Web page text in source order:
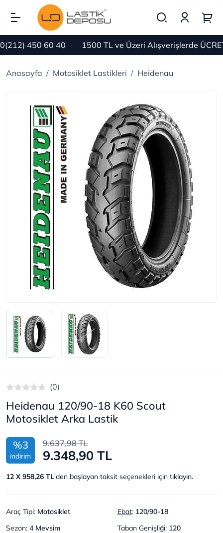
450 60 40 1500 TL ve Üzeri Alışverişlerde
Anasayfa Motosiklet Lastikleri Heidenau
(0)
Heidenau 120/90-18 K60 Scout
Motosiklet Arka Lastik
%3
indirim
9.637,98 TL
9.348,90 TL
12 X 958,26 TL'den başlayan taksit seçenekleri için tıklayın.
Araç Tipi: Motosiklet Ebat: 120/90-18
Sezon: 4 Mevsim Taban Genişliği: 120